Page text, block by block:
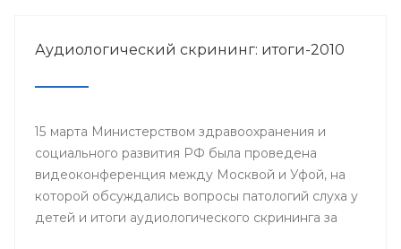
Аудиологический скрининг: итоги-2010
15 марта Министерством здравоохранения и
социального развития РФ была проведена
видеоконференция между Москвой и Уфой, на
которой обсуждались вопросы патологий слуха у
детей и итоги аудиологического скрининга за